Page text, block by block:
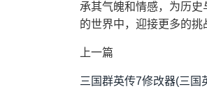
承其气魄和情感，为历
的世界中，迎接更多的挑
上一篇
三国群英传7修改器(三国